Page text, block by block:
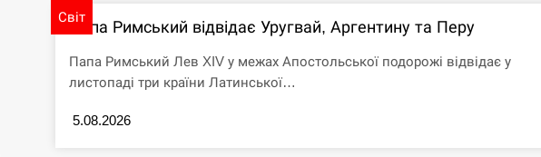
Світ
Папа Римський відвідає Уругвай, Аргентину та Перу
Папа Римський Лев XIV у межах Апостольської подорожі відвідає у
листопаді три країни Латинської…
5.08.2026